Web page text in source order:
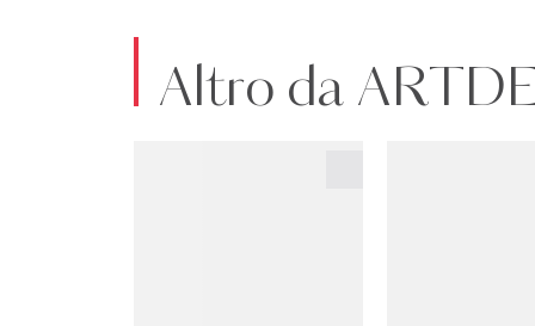
Altro da